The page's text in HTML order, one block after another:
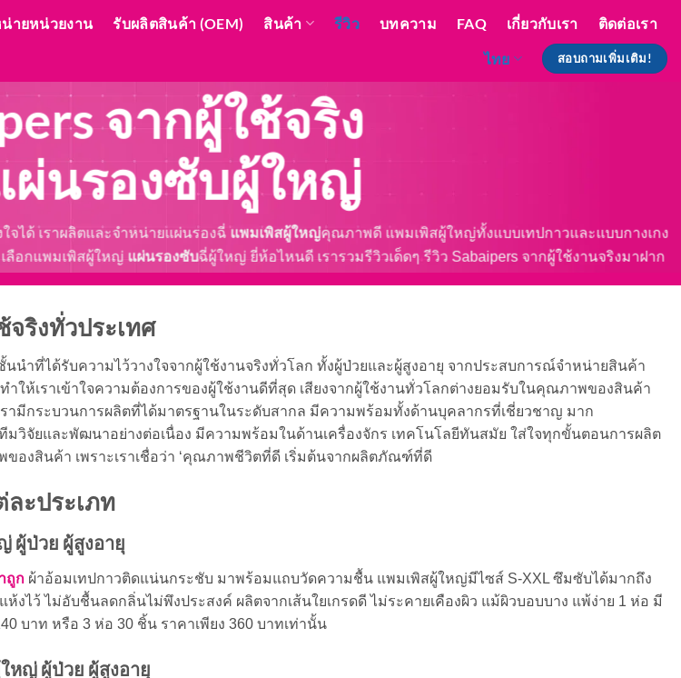
ายหน่วยงาน รับผลิตสินค้า (OEM) สินค้า รีวิว บทความ FAQ เกี่ยวกับเรา ติดต่อเรา
ไทย สอบถามเพิ่มเติม!
จากผู้ใช้จริง
ผ่นรองซับผู้ใหญ่
ได้ เราผลิตและจำหน่ายแผ่นรองฉี่ แพมเพิสผู้ใหญ่คุณภาพดี แพมเพิสผู้ใหญ่ทั้งแบบเทปกาวและแบบกางเกง
ลือกแพมเพิสผู้ใหญ่ แผ่นรองซับฉี่ผู้ใหญ่ ยี่ห้อไหนดี เรารวมรีวิวเด็ดๆ รีวิว Sabaipers จากผู้ใช้งานจริงมาฝาก
จริงทั่วประเทศ
นนำที่ได้รับความไว้วางใจจากผู้ใช้งานจริงทั่วโลก ทั้งผู้ป่วยและผู้สูงอายุ จากประสบการณ์จำหน่ายสินค้า
ำให้เราเข้าใจความต้องการของผู้ใช้งานดีที่สุด เสียงจากผู้ใช้งานทั่วโลกต่างยอมรับในคุณภาพของสินค้า
รามีกระบวนการผลิตที่ได้มาตรฐานในระดับสากล มีความพร้อมทั้งด้านบุคลากรที่เชี่ยวชาญ มาก
มวิจัยและพัฒนาอย่างต่อเนื่อง มีความพร้อมในด้านเครื่องจักร เทคโนโลยีทันสมัย ใส่ใจทุกขั้นตอนการผลิต
องสินค้า เพราะเราเชื่อว่า ‘คุณภาพชีวิตที่ดี เริ่มต้นจากผลิตภัณฑ์ที่ดี
ะประเภท
ผู้ป่วย ผู้สูงอายุ
ถูก ผ้าอ้อมเทปกาวติดแน่นกระชับ มาพร้อมแถบวัดความชื้น แพมเพิสผู้ใหญ่มีไซส์ S-XXL ซึมซับได้มากถึง
ห้งไว้ ไม่อับชื้นลดกลิ่นไม่พึงประสงค์ ผลิตจากเส้นใยเกรดดี ไม่ระคายเคืองผิว แม้ผิวบอบบาง แพ้ง่าย 1 ห่อ มี
บาท หรือ 3 ห่อ 30 ชิ้น ราคาเพียง 360 บาทเท่านั้น
หญ่ ผู้ป่วย ผู้สูงอายุ